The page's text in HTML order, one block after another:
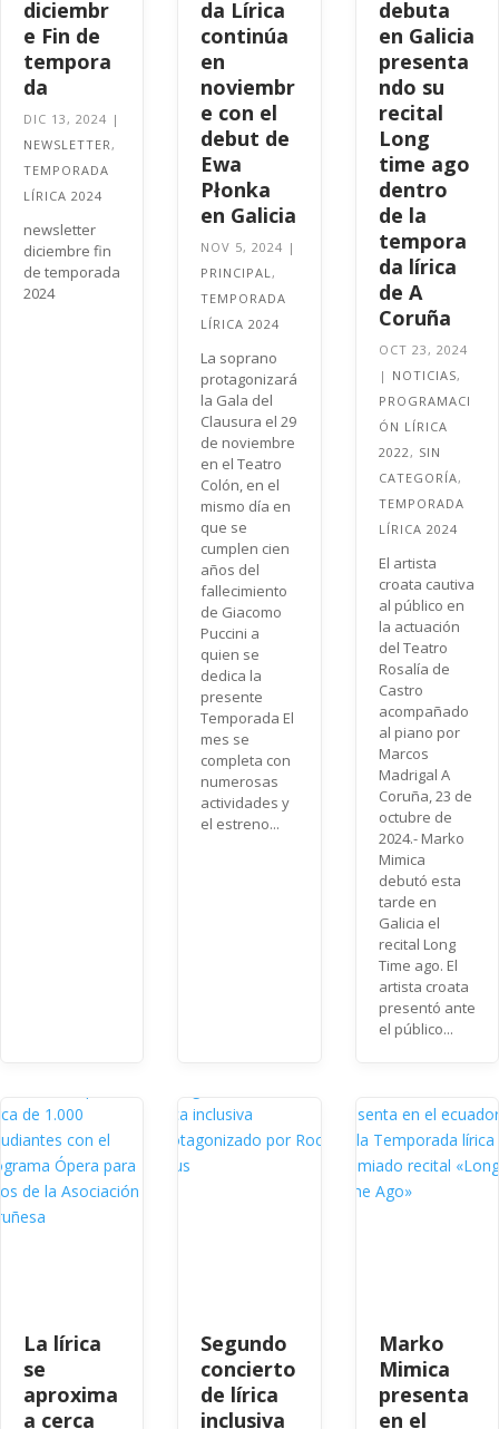
diciembr
e Fin de
tempora
da
DIC 13, 2024 |
NEWSLETTER,
TEMPORADA
LÍRICA 2024
newsletter
diciembre fin
de temporada
2024
da Lírica
continúa
en
noviembr
e con el
debut de
Ewa
Płonka
en Galicia
NOV 5, 2024 |
PRINCIPAL,
TEMPORADA
LÍRICA 2024
La soprano
protagonizará
la Gala del
Clausura el 29
de noviembre
en el Teatro
Colón, en el
mismo día en
que se
cumplen cien
años del
fallecimiento
de Giacomo
Puccini a
quien se
dedica la
presente
Temporada El
mes se
completa con
numerosas
actividades y
el estreno...
debuta
en Galicia
presenta
ndo su
recital
Long
time ago
dentro
de la
tempora
da lírica
de A
Coruña
OCT 23, 2024
| NOTICIAS,
PROGRAMACI
ÓN LÍRICA
2022, SIN
CATEGORÍA,
TEMPORADA
LÍRICA 2024
El artista
croata cautiva
al público en
la actuación
del Teatro
Rosalía de
Castro
acompañado
al piano por
Marcos
Madrigal A
Coruña, 23 de
octubre de
2024.- Marko
Mimica
debutó esta
tarde en
Galicia el
recital Long
Time ago. El
artista croata
presentó ante
el público...
La lírica
se
aproxima
a cerca
Segundo
concierto
de lírica
inclusiva
Marko
Mimica
presenta
en el